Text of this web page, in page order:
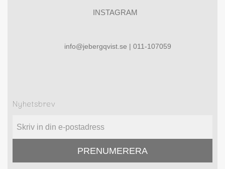
INSTAGRAM
info@jebergqvist.se | 011-107059
Nyhetsbrev
PRENUMERERA